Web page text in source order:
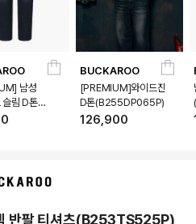
남성
슬림 D톤
BUCKAROO
[PREMIUM]와이드진
D톤(B255DP065P)
126,900
반팔 티셔츠(B253TS525P)